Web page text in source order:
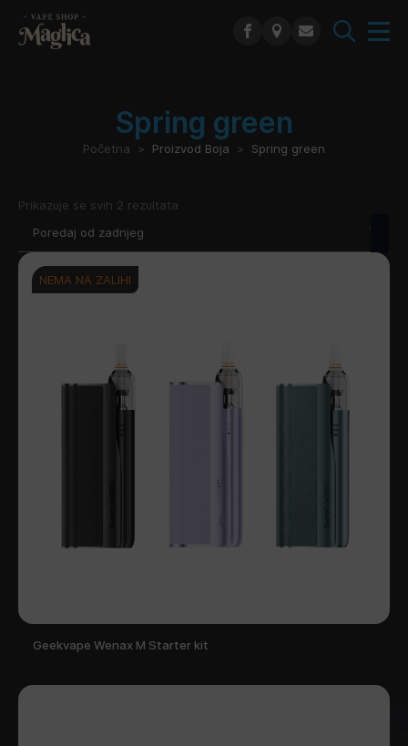
Spring green
Početna Proizvod Boja Spring green
Prikazuje se svih 2 rezultata
Geekvape Wenax M Starter kit
NEMA NA ZALIHI